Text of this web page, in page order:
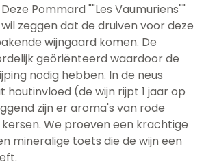
Pommard ""Les Vaumuriens""
zeggen dat de druiven voor deze
wijngaard komen. De
geöriënteerd waardoor de
nodig hebben. In de neus
houtinvloed (de wijn rijpt 1 jaar op
zijn er aroma's van rode
We proeven een krachtige
mineralige toets die de wijn een